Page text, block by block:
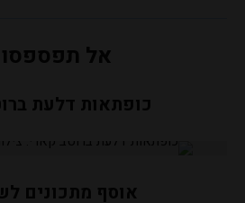
אל תפספסו
כופתאות דלעת
אוסף מתכונים